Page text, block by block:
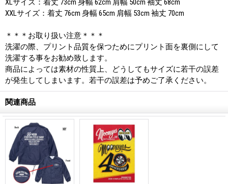
XLサイズ：着丈 73cm 身幅 62cm 肩幅 50cm 袖丈 68cm
XXLサイズ：着丈 76cm 身幅 65cm 肩幅 53cm 袖丈 70cm
＊＊＊お取り扱い注意＊＊＊
洗濯の際、プリント品質を保つためにプリント面を裏側にして
洗濯する事をお勧め致します。
商品によっては素材の性質上、どうしてもサイズに若干の誤差
が発生してしまいます。若干の誤差は予めご了承ください。
関連商品